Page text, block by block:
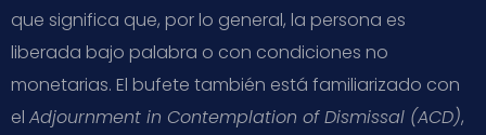
que significa que, por lo general, la persona es
liberada bajo palabra o con condiciones no
monetarias. El bufete también está familiarizado con
el Adjournment in Contemplation of Dismissal (ACD),